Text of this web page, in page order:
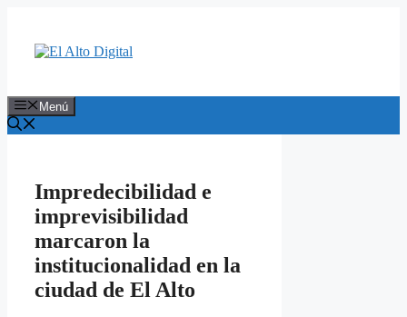
contenido
Menú
Impredecibilidad e
imprevisibilidad
marcaron la
institucionalidad en la
ciudad de El Alto